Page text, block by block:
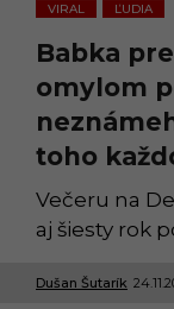
VIRAL
,
ĽUDIA
Babka
omylom
toho
Večeru na
aj šiesty rok
Dušan Šutarík 2